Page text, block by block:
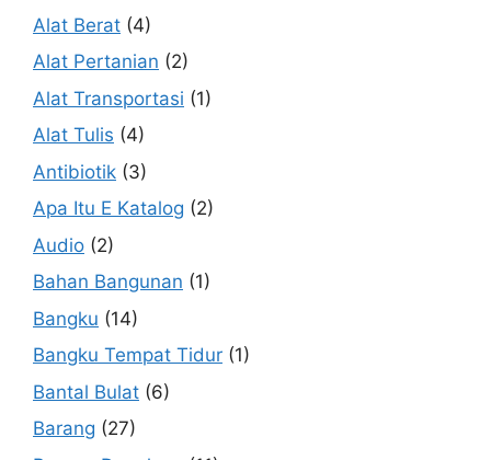
Alat Berat (4)
Alat Pertanian (2)
Alat Transportasi (1)
Alat Tulis (4)
Antibiotik (3)
Apa Itu E Katalog (2)
Audio (2)
Bahan Bangunan (1)
Bangku (14)
Bangku Tempat Tidur (1)
Bantal Bulat (6)
Barang (27)